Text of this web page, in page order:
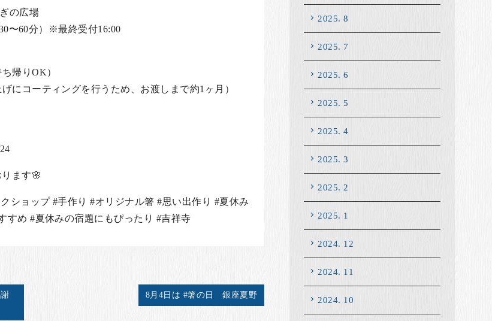
の広場
〜60分）※最終受付16:00
帰りOK）
にコーティングを行うため、お渡しまで約1ヶ月）
ます🌸
ショップ #手作り #オリジナル箸 #思い出作り #夏休み
すめ #夏休みの宿題にもぴったり #吉祥寺
8月4日は #箸の日 銀座夏野
2025. 8
2025. 7
2025. 6
2025. 5
2025. 4
2025. 3
2025. 2
2025. 1
2024. 12
2024. 11
2024. 10